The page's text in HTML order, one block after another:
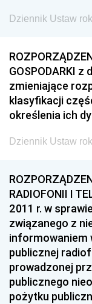
Dziennik Ustaw
GOSPODARKI z
zmieniające
klasyfikacji
określenia ich
Dziennik Ustaw
RADIOFONII I
2011 r. w
związanego z
informowaniem
publicznej
prowadzonej
publicznego
pożytku